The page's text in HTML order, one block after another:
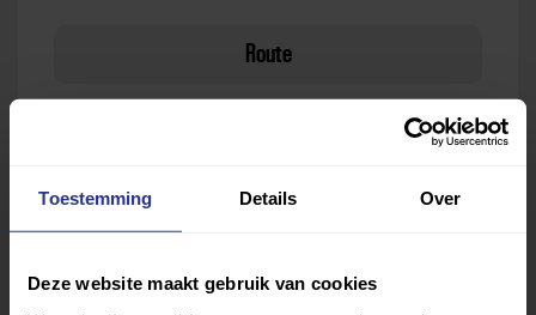
Toestemming Details Over
Deze website maakt gebruik van cookies
Route